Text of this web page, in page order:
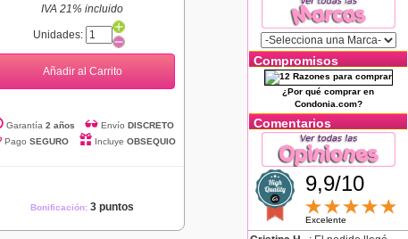
IVA 21% incluido
Unidades:
Añadir al Carrito
Garantía 2 años Envío DISCRETO
Pago SEGURO Incluye OBSEQUIO
Bonificación: 3 puntos
Compromisos
¿Por qué comprar en
Condonia.com?
Comentarios
9,9/10
Excelente